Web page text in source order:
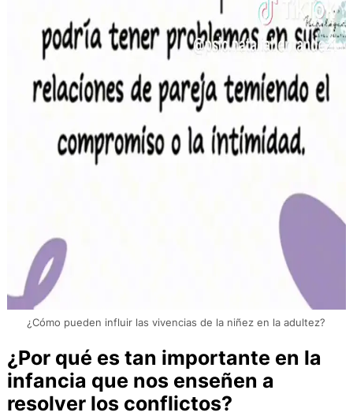
¿Cómo pueden influir las vivencias de la niñez en la adultez?
¿Por qué es tan importante en la
infancia que nos enseñen a
resolver los conflictos?